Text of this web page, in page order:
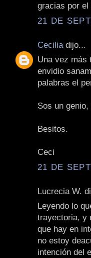
gracias por el
21 DE
Cecilia dijo...
Una vez más
envidio
palabras el
Sos un
Besitos.
Ceci
21 DE
Lucrecia W.
Leyendo lo
trayectoria, y
que hay en
no estoy
intención del